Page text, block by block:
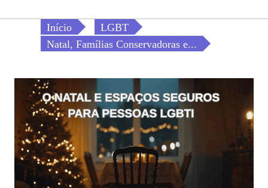
Início
LGBT
Natal, Famílias Conservadoras e...